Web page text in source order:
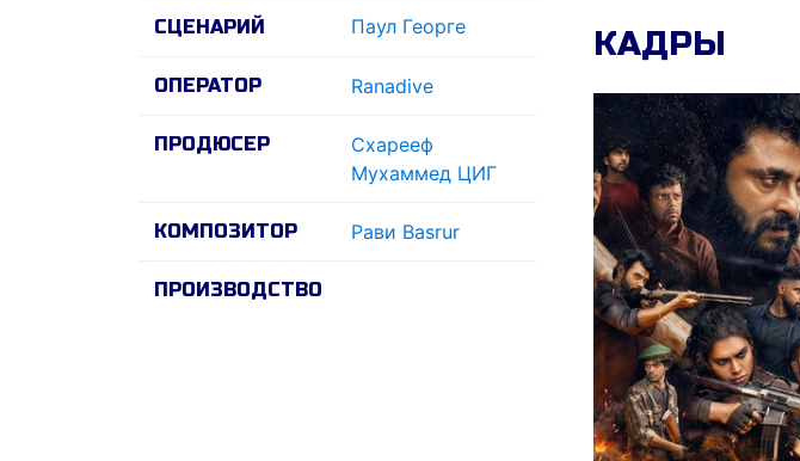
СЦЕНАРИЙ Паул Георге
ОПЕРАТОР Ranadive
ПРОДЮСЕР
Схарееф
Мухаммед ЦИГ
КОМПОЗИТОР Рави Basrur
ПРОИЗВОДСТВО
КАДРЫ